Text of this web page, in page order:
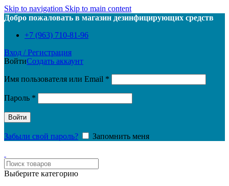
Skip to navigation Skip to main content
Добро пожаловать в магазин дезинфицирующих средств
+7 (963) 710-81-96
Вход / Регистрация
ВойтиСоздать аккаунт
Имя пользователя или Email *
Пароль *
Войти
Забыли свой пароль? Запомнить меня
Выберите категорию